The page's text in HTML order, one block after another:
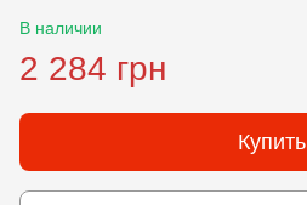
В наличии
2 284 грн
Купить